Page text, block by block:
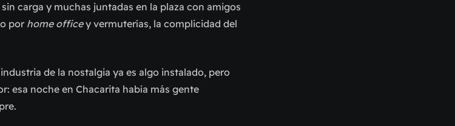
carga y muchas juntadas en la plaza con amigos
por home officey vermuterías, la complicidad del
de la nostalgia ya es algo instalado, pero
esa noche en Chacarita había más gente